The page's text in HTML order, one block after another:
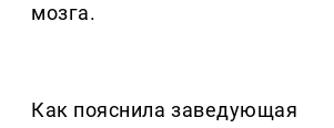
мозга.
Как пояснила заведующая